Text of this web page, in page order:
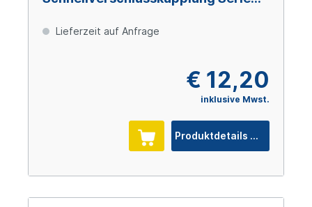
Lieferzeit auf Anfrage
€ 12,20
inklusive Mwst.
Produktdetails